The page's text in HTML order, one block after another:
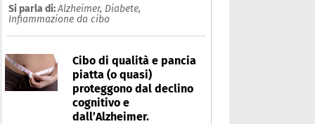
Si parla di:Alzheimer, Diabete,
Infiammazione da cibo
Cibo di qualità e pancia
piatta (o quasi)
proteggono dal declino
cognitivo e
dall’Alzheimer.